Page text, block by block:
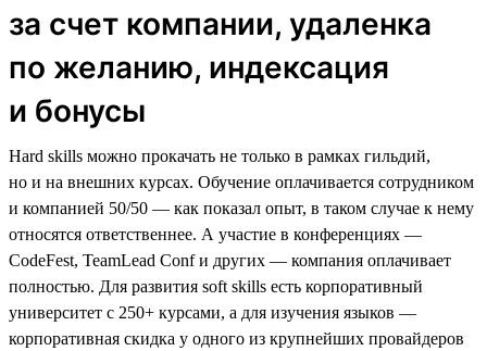
за счет компании, удаленка
по желанию, индексация
и бонусы
Hard skills можно прокачать не только в рамках гильдий,
но и на внешних курсах. Обучение оплачивается сотрудником
и компанией 50/50 — как показал опыт, в таком случае к нему
относятся ответственнее. А участие в конференциях —
CodeFest, TeamLead Conf и других — компания оплачивает
полностью. Для развития soft skills есть корпоративный
университет с 250+ курсами, а для изучения языков —
корпоративная скидка у одного из крупнейших провайдеров